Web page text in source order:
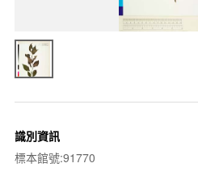
識別資訊
標本館號:91770